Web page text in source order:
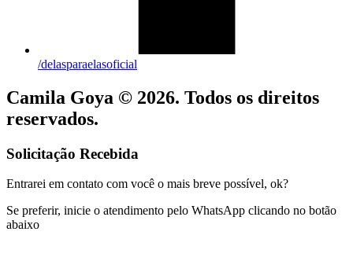
/delasparaelasoficial
Camila Goya © 2026. Todos os direitos
reservados.
Solicitação Recebida
Entrarei em contato com você o mais breve possível, ok?
Se preferir, inicie o atendimento pelo WhatsApp clicando no botão
abaixo